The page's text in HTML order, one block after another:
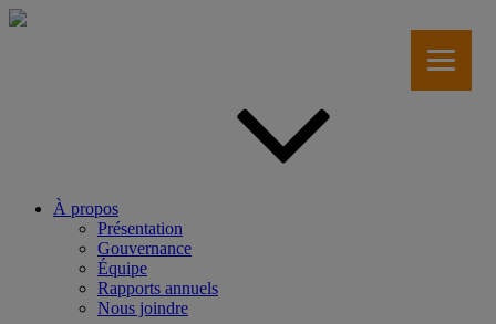
Aller
À propos
Présentation
Gouvernance
Équipe
Rapports annuels
Nous joindre